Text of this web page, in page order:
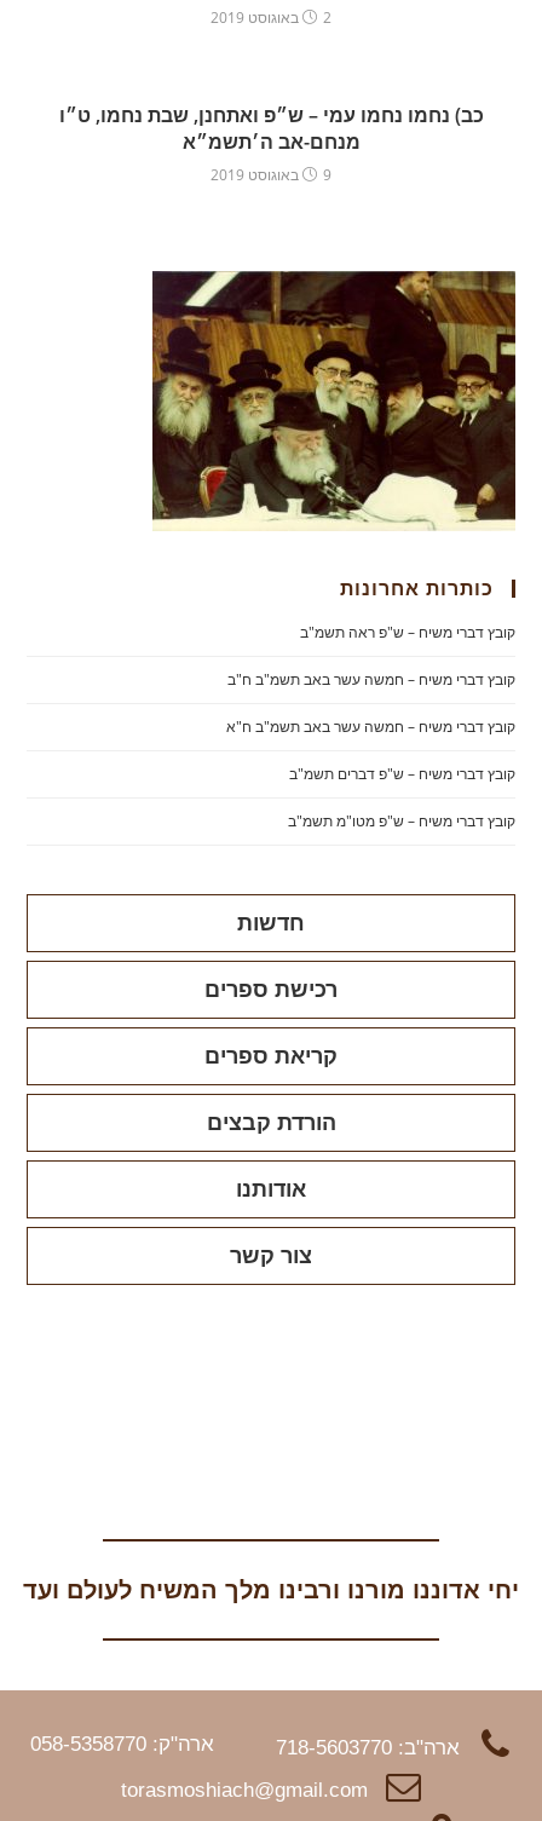
2 באוגוסט 2019
כב) נחמו נחמו עמי – ש״פ ואתחנן, שבת נחמו, ט״ו
מנחם-אב ה׳תשמ״א
9 באוגוסט 2019
כותרות אחרונות
קובץ דברי משיח – ש"פ ראה תשמ"ב
קובץ דברי משיח – חמשה עשר באב תשמ"ב ח"ב
קובץ דברי משיח – חמשה עשר באב תשמ"ב ח"א
קובץ דברי משיח – ש"פ דברים תשמ"ב
קובץ דברי משיח – ש"פ מטו"מ תשמ"ב
חדשות
רכישת ספרים
קריאת ספרים
הורדת קבצים
אודותנו
צור קשר
יחי אדוננו מורנו ורבינו מלך המשיח לעולם ועד
ארה"ב: 718-5603770
ארה"ק: 058-5358770
torasmoshiach@gmail.com